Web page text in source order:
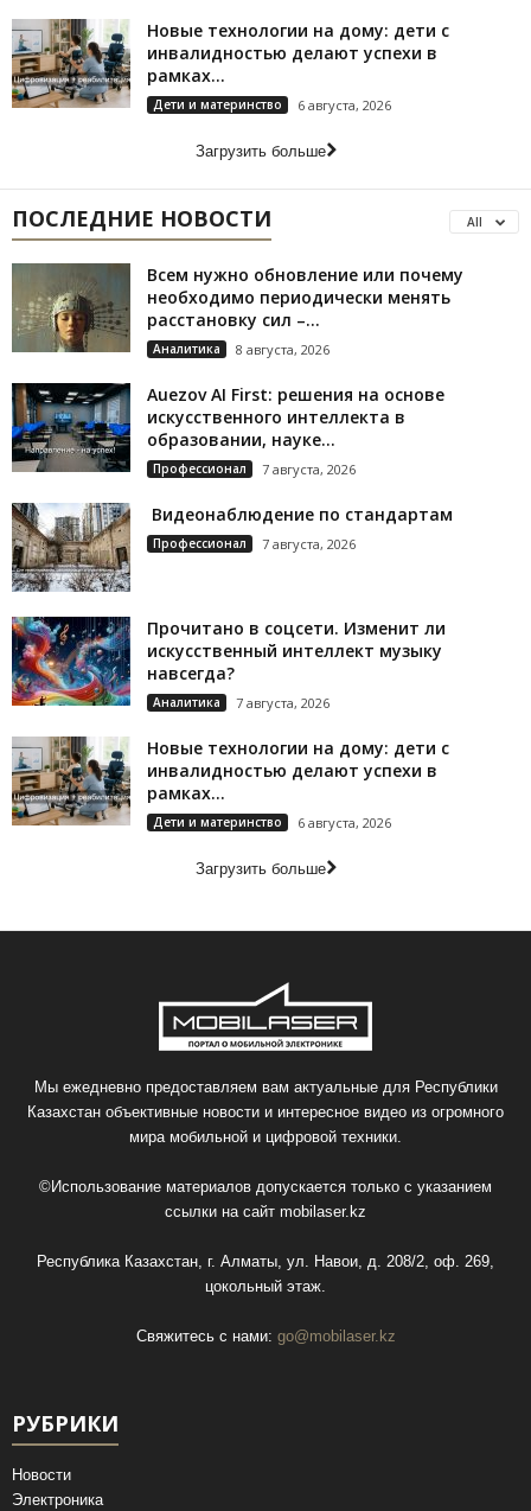
Новые технологии на дому: дети с
инвалидностью делают успехи в
рамках...
Дети и материнство 6 августа, 2026
Загрузить больше
ПОСЛЕДНИЕ НОВОСТИ All
Всем нужно обновление или почему
необходимо периодически менять
расстановку сил –...
Аналитика 8 августа, 2026
Auezov AI First: решения на основе
искусственного интеллекта в
образовании, науке...
Профессионал 7 августа, 2026
Видеонаблюдение по стандартам
Профессионал 7 августа, 2026
Прочитано в соцсети. Изменит ли
искусственный интеллект музыку
навсегда?
Аналитика 7 августа, 2026
Новые технологии на дому: дети с
инвалидностью делают успехи в
рамках...
Дети и материнство 6 августа, 2026
Загрузить больше
Мы ежедневно предоставляем вам актуальные для Республики
Казахстан объективные новости и интересное видео из огромного
мира мобильной и цифровой техники.
©Использование материалов допускается только с указанием
ссылки на сайт mobilaser.kz
Республика Казахстан, г. Алматы, ул. Навои, д. 208/2, оф. 269,
цокольный этаж.
Свяжитесь с нами: go@mobilaser.kz
РУБРИКИ
Новости
Электроника